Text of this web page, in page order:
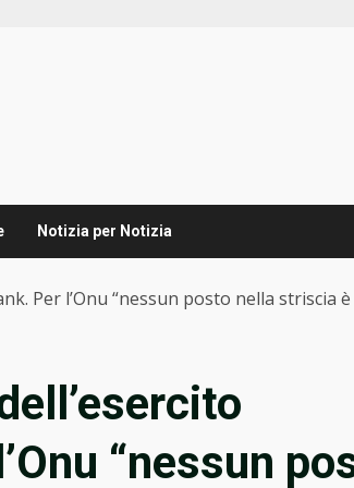
Notizia per Notizia
Per l’Onu “nessun posto nella striscia
“nessun